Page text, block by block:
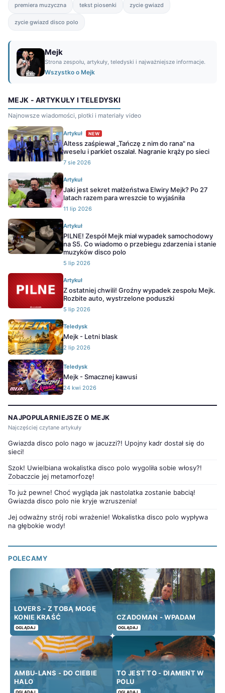
premiera muzyczna tekst piosenki zycie gwiazd
zycie gwiazd disco polo
Mejk
Strona zespołu, artykuły, teledyski i najważniejsze informacje.
Wszystko o Mejk
MEJK - ARTYKUŁY I TELEDYSKI
Najnowsze wiadomości, plotki i materiały video
Artykuł NEW
Altess zaśpiewał „Tańczę z nim do rana" na
weselu i parkiet oszalał. Nagranie krąży po sieci
7 sie 2026
Artykuł
Jaki jest sekret małżeństwa Elwiry Mejk? Po 27
latach razem para wreszcie to wyjaśniła
11 lip 2026
Artykuł
PILNE! Zespół Mejk miał wypadek samochodowy
na S5. Co wiadomo o przebiegu zdarzenia i stanie
muzyków disco polo
5 lip 2026
Artykuł
Z ostatniej chwili! Groźny wypadek zespołu Mejk.
Rozbite auto, wystrzelone poduszki
5 lip 2026
Teledysk
Mejk - Letni blask
2 lip 2026
Teledysk
Mejk - Smacznej kawusi
24 kwi 2026
NAJPOPULARNIEJSZE O MEJK
Najczęściej czytane artykuły
Gwiazda disco polo nago w jacuzzi?! Upojny kadr dostał się do
sieci!
Szok! Uwielbiana wokalistka disco polo wygoliła sobie włosy?!
Zobaczcie jej metamorfozę!
To już pewne! Choć wygląda jak nastolatka zostanie babcią!
Gwiazda disco polo nie kryje wzruszenia!
Jej odważny strój robi wrażenie! Wokalistka disco polo wypływa
na głębokie wody!
POLECAMY
LOVERS - Z TOBĄ MOGĘ
KONIE KRAŚĆ
OGLĄDAJ
CZADOMAN - WPADAM
OGLĄDAJ
AMBU-LANS - DO CIEBIE
HALO
TO JEST TO - DIAMENT W
POLU